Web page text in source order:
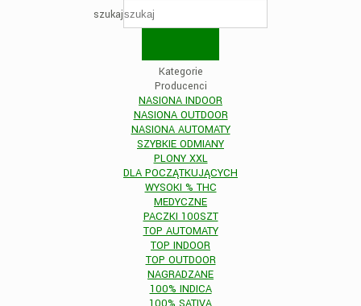
szukaj
Kategorie
Producenci
NASIONA INDOOR
NASIONA OUTDOOR
NASIONA AUTOMATY
SZYBKIE ODMIANY
PLONY XXL
DLA POCZĄTKUJĄCYCH
WYSOKI % THC
MEDYCZNE
PACZKI 100SZT
TOP AUTOMATY
TOP INDOOR
TOP OUTDOOR
NAGRADZANE
100% INDICA